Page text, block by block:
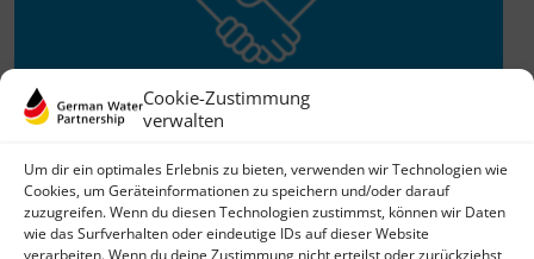
Cookie-Zustimmung
verwalten
Um dir ein optimales Erlebnis zu bieten, verwenden wir Technologien wie
Cookies, um Geräteinformationen zu speichern und/oder darauf
zuzugreifen. Wenn du diesen Technologien zustimmst, können wir Daten
wie das Surfverhalten oder eindeutige IDs auf dieser Website
verarbeiten. Wenn du deine Zustimmung nicht erteilst oder zurückziehst,
Willkommen im Netzwerk
26.11.2025
GWP freut sich über Neuzuwachs: Die SKion Water GmbH